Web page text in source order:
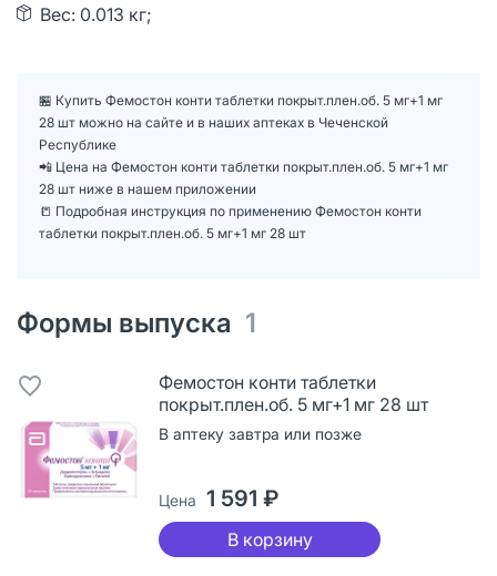
Вес: 0.013 кг;
🏪 Купить Фемостон конти таблетки покрыт.плен.об. 5 мг+1 мг
28 шт можно на сайте и в наших аптеках в Чеченской
Республике
📲 Цена на Фемостон конти таблетки покрыт.плен.об. 5 мг+1 мг
28 шт ниже в нашем приложении
📒 Подробная инструкция по применению Фемостон конти
таблетки покрыт.плен.об. 5 мг+1 мг 28 шт
Формы выпуска 1
Фемостон конти таблетки
покрыт.плен.об. 5 мг+1 мг 28 шт
В аптеку завтра или позже
Цена 1 591 ₽
В корзину